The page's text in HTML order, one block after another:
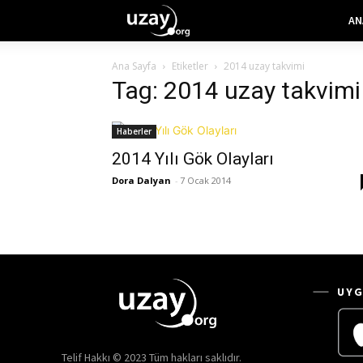
Ana Sayfa Etiketler 2014 uzay takvimi
Tag: 2014 uzay takvimi
Haberler
2014 Yılı Gök Olayları
Dora Dalyan - 7 Ocak 2014
Telif Hakkı © 2023 Tüm hakları saklıdır.